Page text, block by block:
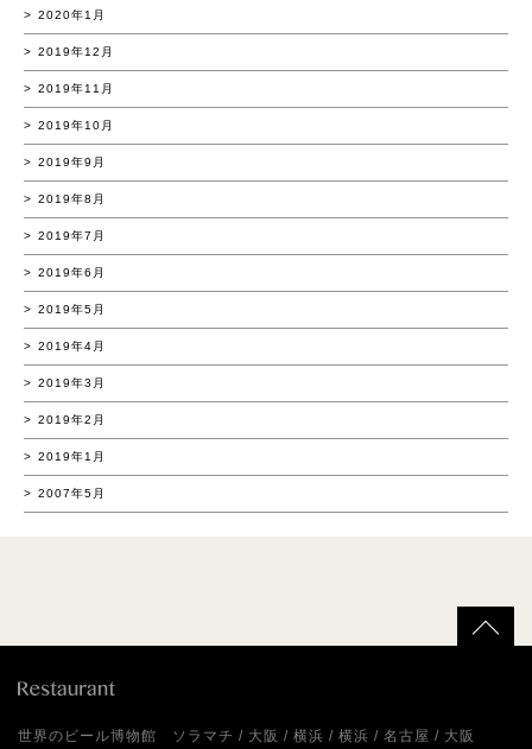
2020年1月
2019年12月
2019年11月
2019年10月
2019年9月
2019年8月
2019年7月
2019年6月
2019年5月
2019年4月
2019年3月
2019年2月
2019年1月
2007年5月
世界のビール博物館 ソラマチ 大阪 横浜 横浜 名古屋
大阪